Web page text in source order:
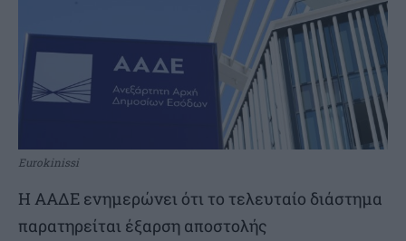
Eurokinissi
Η ΑΑΔΕ ενημερώνει ότι το τελευταίο διάστημα
παρατηρείται έξαρση αποστολής